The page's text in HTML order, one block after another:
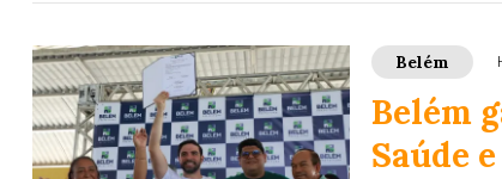
Belém
Belém
Saúde